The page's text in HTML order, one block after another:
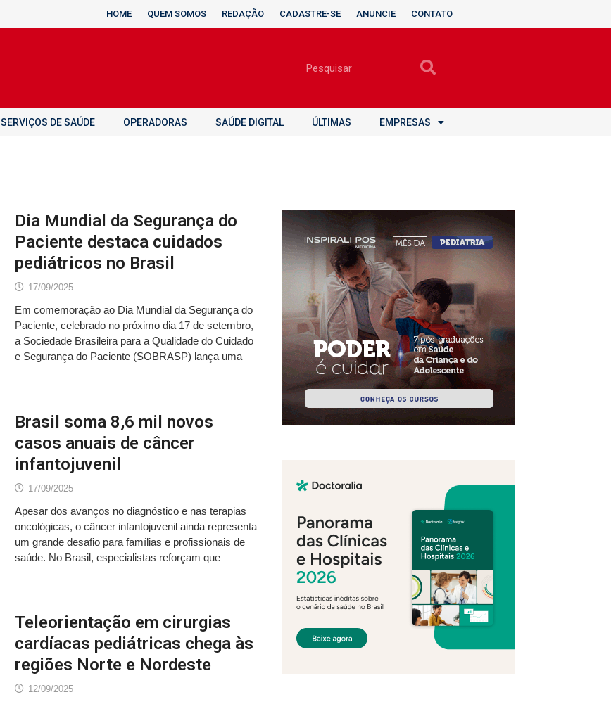
HOME QUEM SOMOS REDAÇÃO CADASTRE-SE ANUNCIE CONTATO
SERVIÇOS DE SAÚDE OPERADORAS SAÚDE DIGITAL ÚLTIMAS EMPRESAS
Dia Mundial da Segurança do
Paciente destaca cuidados
pediátricos no Brasil
17/09/2025
Em comemoração ao Dia Mundial da Segurança do
Paciente, celebrado no próximo dia 17 de setembro,
a Sociedade Brasileira para a Qualidade do Cuidado
e Segurança do Paciente (SOBRASP) lança uma
Brasil soma 8,6 mil novos
casos anuais de câncer
infantojuvenil
17/09/2025
Apesar dos avanços no diagnóstico e nas terapias
oncológicas, o câncer infantojuvenil ainda representa
um grande desafio para famílias e profissionais de
saúde. No Brasil, especialistas reforçam que
Teleorientação em cirurgias
cardíacas pediátricas chega às
regiões Norte e Nordeste
12/09/2025